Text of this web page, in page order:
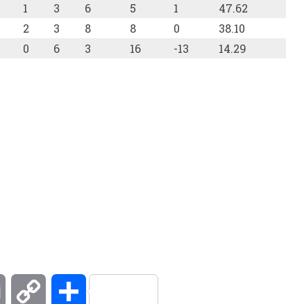
1 3 6 5 1
47.62
2 3 8 8 0
38.10
0 6 3 16 -13 14.29
Email Copy Compartilhar